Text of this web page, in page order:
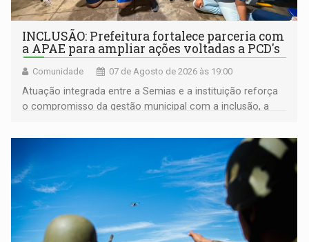
INCLUSÃO: Prefeitura fortalece parceria com
a APAE para ampliar ações voltadas a PCD's
Comunidade 07 de Agosto de 2026 às 19:00
Atuação integrada entre a Semias e a instituição reforça
o compromisso da gestão municipal com a inclusão, a